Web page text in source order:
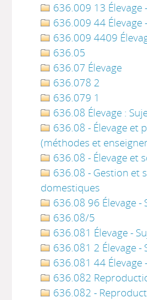
636.009 13
636.009 44 Élevage
636.009 4409
636.05
636.07 Élevage
636.078 2
636.079 1
636.08 Élevage :
636.08 - Élevage et
(méthodes et
636.08 - Élevage et
636.08 - Gestion et
domestiques
636.08 96 Élevage
636.08/5
636.081 Élevage -
636.081 2 Élevage
636.081 44
636.082
636.082 -